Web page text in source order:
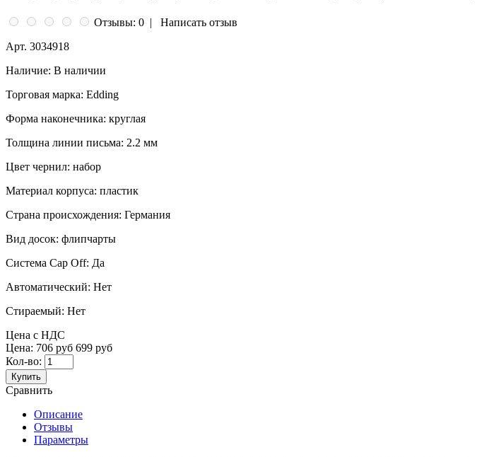
Отзывы: 0 |
Написать отзыв
Арт. 3034918
Наличие: В наличии
Торговая марка: Edding
Форма наконечника: круглая
Толщина линии письма: 2.2 мм
Цвет чернил: набор
Материал корпуса: пластик
Страна происхождения: Германия
Вид досок: флипчарты
Система Cap Off: Да
Автоматический: Нет
Стираемый: Нет
Цена с НДС
Цена: 706 руб 699 руб
Кол-во:
Купить
Сравнить
Описание
Отзывы
Параметры